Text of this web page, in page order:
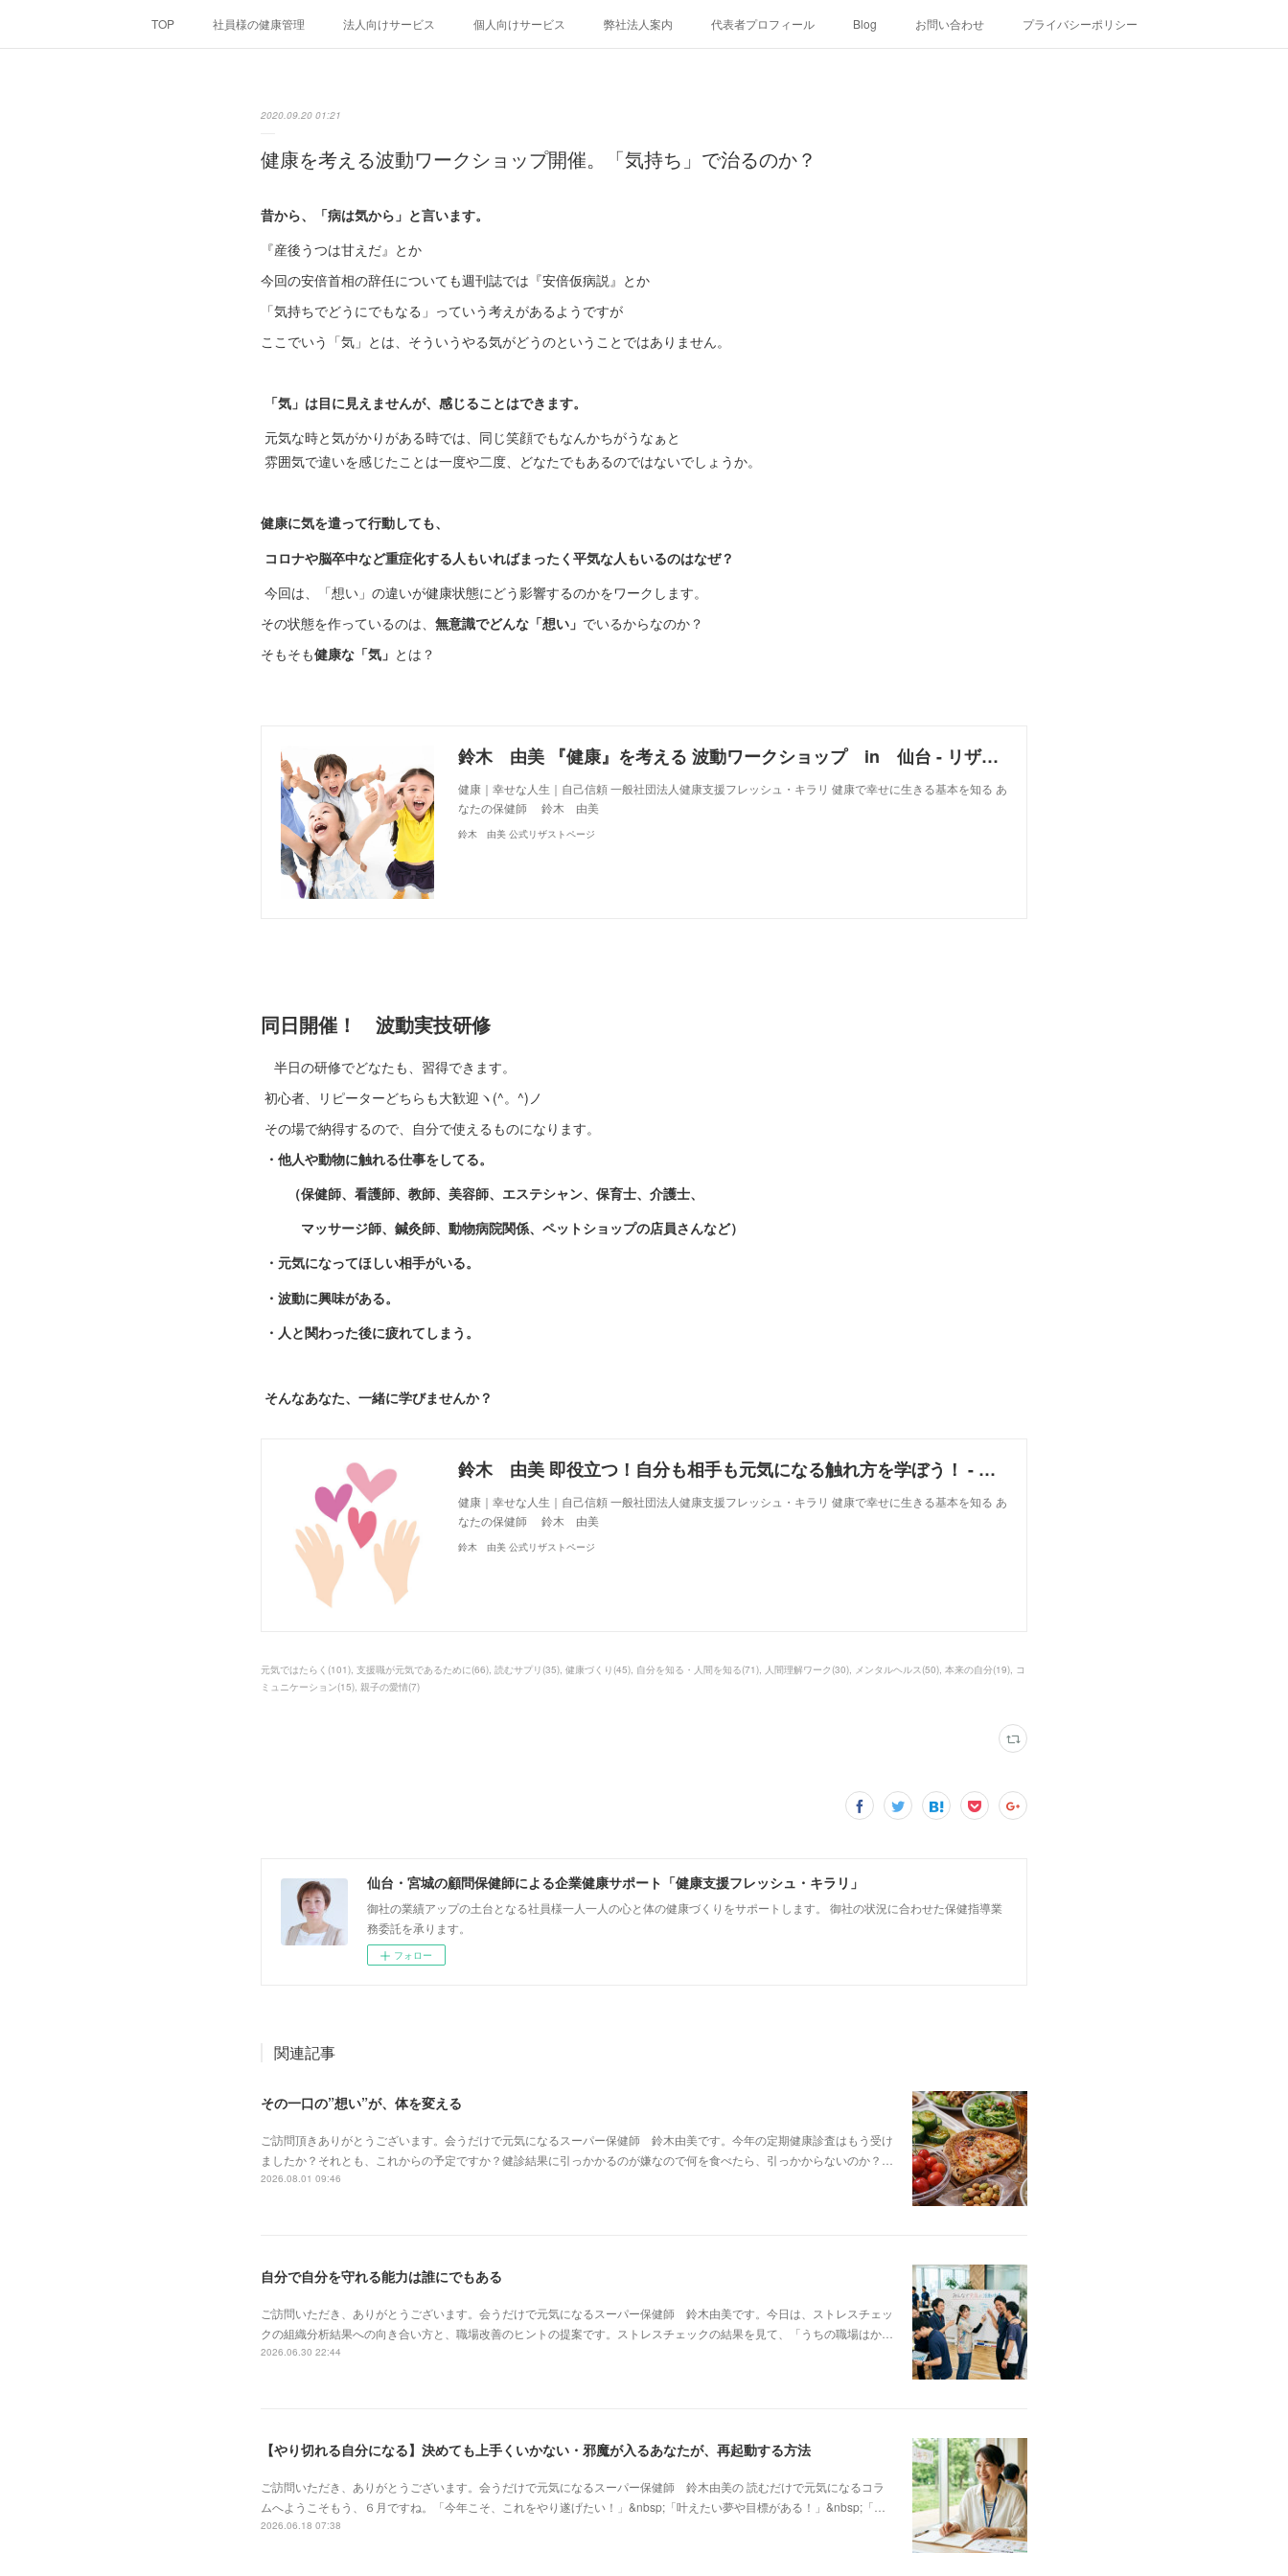
TOP 社員様の健康管理 法人向けサービス 個人向けサービス 弊社法人案内 代表者プロフィール Blog お問い合わせ プライバシーポリシー
2020.09.20 01:21
健康を考える波動ワークショップ開催。「気持ち」で治るのか？
昔から、「病は気から」と言います。
『産後うつは甘えだ』とか
今回の安倍首相の辞任についても週刊誌では『安倍仮病説』とか
「気持ちでどうにでもなる」っていう考えがあるようですが
ここでいう「気」とは、そういうやる気がどうのということではありません。
「気 」は目に見えませんが、感じることはできます。
元気な時と気がかりがある時では、同じ笑顔でもなんかちがうなぁと
雰囲気で違いを感じたことは一度や二度、どなたでもあるのではないでしょうか。
健康に気を遣って行動しても、
コロナや脳卒中など重症化する人もいればまったく平気な人もいるのはなぜ？
今回は、「想い」の違いが健康状態にどう影響するのかをワークします。
その状態を作っているのは、 無意識でどんな「想い」 でいるからなのか？
そもそも健康な「気」 とは？
鈴木 由美 『健康』を考える 波動ワークショップ in 仙台 - リザスト
健康｜幸せな人生｜自己信頼 一般社団法人健康支援フレッシュ・キラリ 健康で幸せに生きる基本を知る あ
なたの保健師 鈴木 由美
鈴木 由美 公式リザストページ
同日開催！ 波動実技研修
半日の研修でどなたも、習得できます。
初心者、リピーターどちらも大歓迎ヽ(^。^)ノ
その場で納得するので、自分で使えるものになります。
・他人や動物に触れる仕事をしてる。
（保健師、看護師、教師、美容師、エステシャン、保育士、介護士、
マッサージ師、鍼灸師、動物病院関係、ペットショップの店員さんなど）
・元気になってほしい相手がいる。
・波動に興味がある。
・人と関わった後に疲れてしまう。
そんなあなた、一緒に学びませんか？
鈴木 由美 即役立つ！自分も相手も元気になる触れ方を学ぼう！ - リザスト
健康｜幸せな人生｜自己信頼 一般社団法人健康支援フレッシュ・キラリ 健康で幸せに生きる基本を知る あ
なたの保健師 鈴木 由美
鈴木 由美 公式リザストページ
元気ではたらく (101) 支援職が元気であるために(66) 読むサプリ (35) 健康づくり (45) 自分を知る・人間を知る(71) 人間理解ワーク (30) メンタルヘルス(50) 本来の自分(19) コ
ミュニケーション(15) 親子の愛情(7)
仙台・宮城の顧問保健師による企業健康サポート「健康支援フレッシュ・キラリ」
御社の業績アップの土台となる社員様一人一人の心と体の健康づくりをサポートします。 御社の状況に合わせた保健指導業
務委託を承ります。
フォロー
関連記事
その一口の”想い”が、体を変える
ご訪問頂きありがとうございます。会うだけで元気になるスーパー保健師 鈴木由美です。今年の定期健康診査はもう受け
ましたか？それとも、これからの予定ですか？健診結果に引っかかるのが嫌なので何を食べたら、引っかからないのか？…
2026.08.01 09:46
自分で自分を守れる能力は誰にでもある
ご訪問いただき、ありがとうございます。会うだけで元気になるスーパー保健師 鈴木由美です。今日は、ストレスチェッ
クの組織分析結果への向き合い方と、職場改善のヒントの提案です。ストレスチェックの結果を見て、「うちの職場はか…
2026.06.30 22:44
【やり切れる自分になる】決めても上手くいかない・邪魔が入るあなたが、再起動する方法
ご訪問いただき、ありがとうございます。会うだけで元気になるスーパー保健師 鈴木由美の 読むだけで元気になるコラ
ムへようこそもう、６月ですね。「今年こそ、これをやり遂げたい！」&nbsp;「叶えたい夢や目標がある！」&nbsp;「…
2026.06.18 07:38